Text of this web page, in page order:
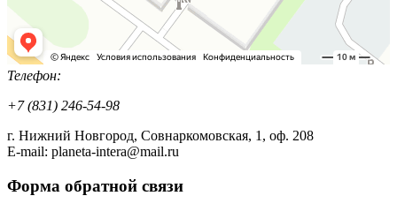
Телефон:
+7 (831) 246-54-98
г. Нижний Новгород, Совнаркомовская, 1, оф. 208
E-mail: planeta-intera@mail.ru
Форма обратной связи